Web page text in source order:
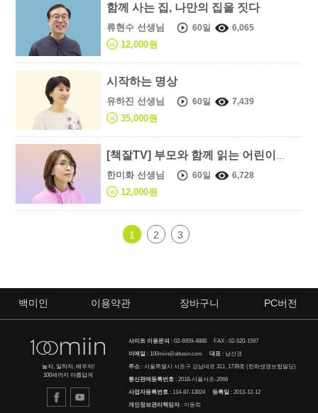
함께 사는 집, 나만의 집을 짓다
류현수 선생님 60일 6,065
12,000원
시작하는 명상
유하진 선생님 60일 7,439
35,000원
한미화 선생님 60일 6,728
12,000원
1 2 3
백미인 이용약관 장바구니 PC버전
놀자, 일하자, 배우자!
100세까지 아름답게
사이트 이용문의 :02-6959-4888 FAX : 02-520-1597
이메일 :100miin@altusin.com 대표 : 남선경
주소 : 서울특별시 서초구 강남대로 311, 1739호 (한화생명보험빌딩)
통신판매등록번호 : 2018-서울서초-2066
사업자등록번호 : 114-87-13824등록일 : 2013-12-12
개인정보관리책임자 : 이동희